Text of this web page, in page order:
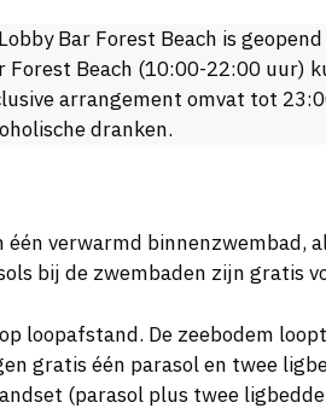
Bar Forest Beach is
Forest Beach (10:00-22:00
arrangement omvat tot
dranken.
verwarmd
bij de zwembaden zijn gratis
loopafstand. De zeebodem
gratis één parasol en twee
(parasol plus twee